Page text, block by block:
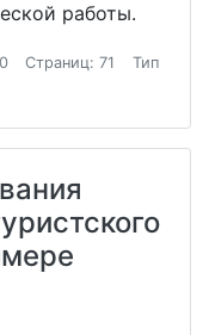
работы.
Страниц: 71
Тип